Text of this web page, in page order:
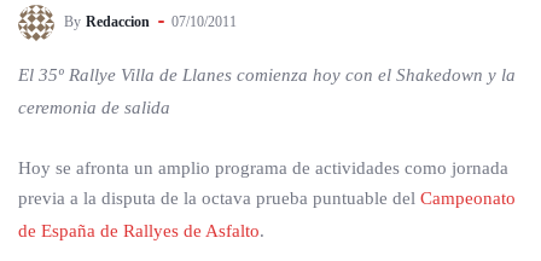
By Redaccion 07/10/2011
El 35º Rallye Villa de Llanes comienza hoy con el Shakedown y la
ceremonia de salida
Hoy se afronta un amplio programa de actividades como jornada
previa a la disputa de la octava prueba puntuable del Campeonato
de España de Rallyes de Asfalto.